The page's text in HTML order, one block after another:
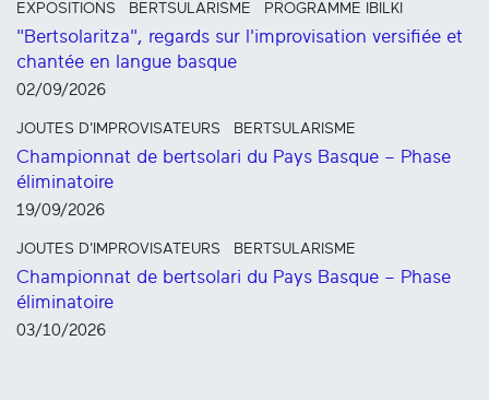
EXPOSITIONS BERTSULARISME PROGRAMME IBILKI
"Bertsolaritza", regards sur l'improvisation versifiée et
chantée en langue basque
02/09/2026
JOUTES D'IMPROVISATEURS BERTSULARISME
Championnat de bertsolari du Pays Basque – Phase
éliminatoire
19/09/2026
JOUTES D'IMPROVISATEURS BERTSULARISME
Championnat de bertsolari du Pays Basque – Phase
éliminatoire
03/10/2026